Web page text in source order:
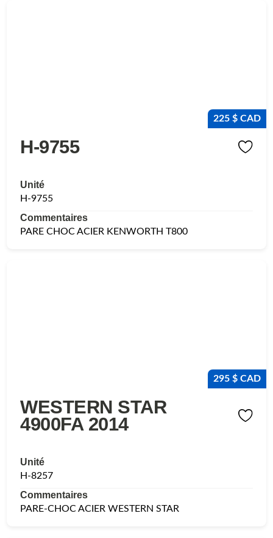
225 $ CAD
H-9755
Unité
H-9755
Commentaires
PARE CHOC ACIER KENWORTH T800
295 $ CAD
WESTERN STAR
4900FA 2014
Unité
H-8257
Commentaires
PARE-CHOC ACIER WESTERN STAR